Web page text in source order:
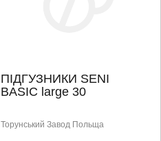
ПІДГУЗНИКИ SENI
BASIC large 30
Торунський Завод Польща